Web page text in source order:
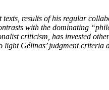
results of his regular
with the dominating
criticism, has invested
light Gélinas’ judgment criteria